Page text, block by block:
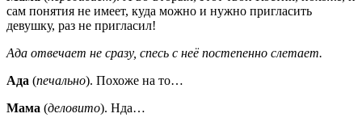
сам понятия не имеет, куда можно и нужно пригласить
девушку, раз не пригласил!
Ада отвечает не сразу, спесь с неё постепенно слетает.
Ада (печально). Похоже на то…
Мама (деловито). Нда…